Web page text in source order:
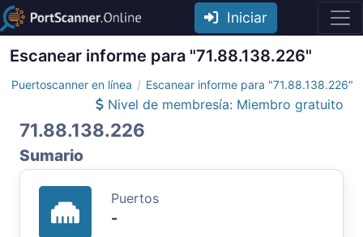
Iniciar
Escanear informe para "71.88.138.226"
Puertoscanner en línea Escanear informe para "71.88.138.226"
Nivel de membresía: Miembro gratuito
71.88.138.226
Sumario
Puertos
-